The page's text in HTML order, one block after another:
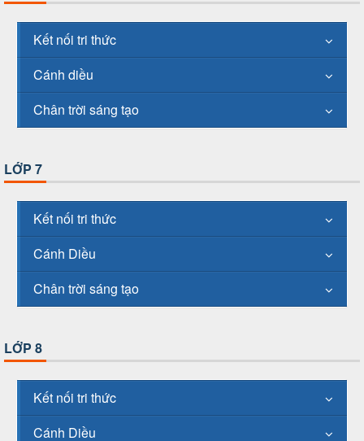
Kết nối tri thức
Cánh diều
Chân trời sáng tạo
LỚP 7
Kết nối tri thức
Cánh Diều
Chân trời sáng tạo
LỚP 8
Kết nối tri thức
Cánh Diều